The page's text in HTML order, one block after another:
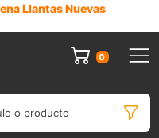
Llantas Nuevas
0
o producto